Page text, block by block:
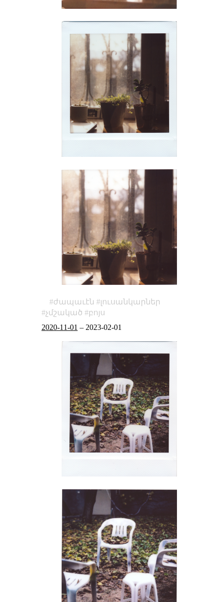
ժապաւէն
լուսանկարներ
չմշակած
բոյս
2020-11-01 – 2023-02-01